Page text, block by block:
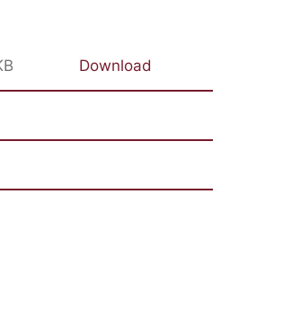
Download